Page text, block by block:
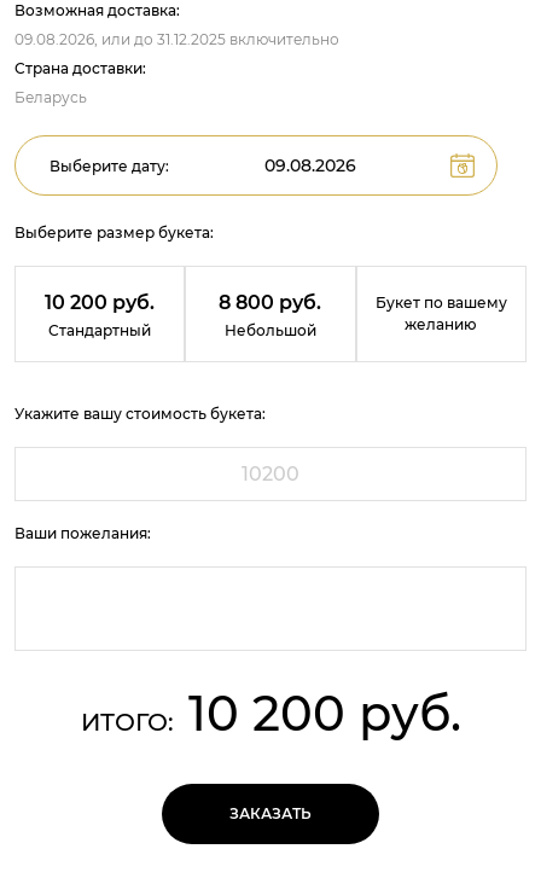
Возможная доставка:
09.08.2026, или до 31.12.2025 включительно
Страна доставки:
Беларусь
Выберите дату:
Выберите размер букета:
10 200 руб.
Стандартный
8 800 руб.
Небольшой
Букет по вашему
желанию
Укажите вашу стоимость букета:
Ваши пожелания:
ИТОГО: 10 200 руб.
ЗАКАЗАТЬ